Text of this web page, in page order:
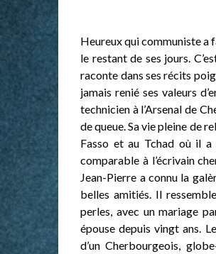
Heureux qui communiste a
le restant de ses jours.
raconte dans ses récits
jamais renié ses valeurs
technicien à l’Arsenal de
de queue. Sa vie pleine de
Fasso et au Tchad où il
comparable à l’écrivain
Jean-Pierre a connu la
belles amitiés. Il
perles, avec un mariage
épouse depuis vingt ans.
d’un Cherbourgeois,